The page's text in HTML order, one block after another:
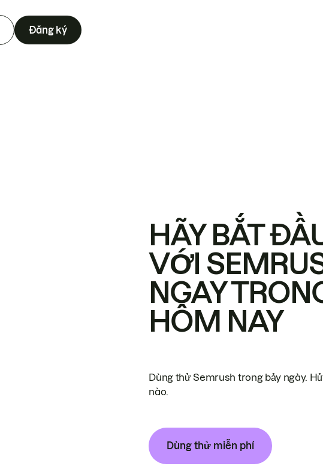
Đăng ký
HÃY BẮT
VỚI
NGAY
HÔM NAY
Dùng thử Semrush trong bảy ngày.
nào.
Dùng thử miễn phí